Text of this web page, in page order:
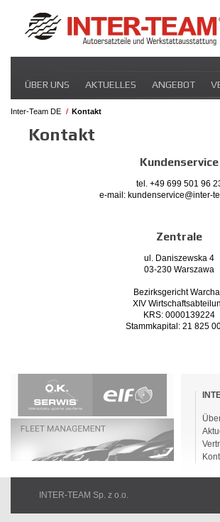
überspringen
ÜBER UNS AKTUELLES ANGEBOT
Inter-Team DE Kontakt
Kontakt
Kundenservice
tel. +49 699 501 96
e-mail: kundenservice@inter-
Zentrale
ul. Daniszewska 4
03-230 Warszawa
Bezirksgericht
XIV
KRS: 0000139224
Stammkapital: 21 825
INTER-TEAM Sp. z o.o.